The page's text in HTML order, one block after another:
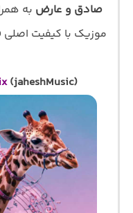
صادق و عارض به
موزیک با کیفیت اصلی 320 و 128 با
(jaheshMusic)